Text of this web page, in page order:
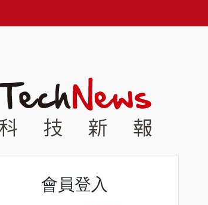
會員登入